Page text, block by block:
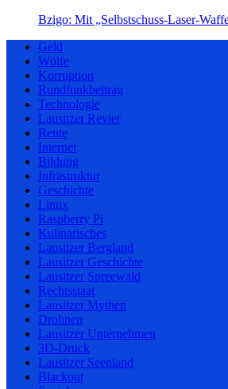
Bzigo: Mit „Selbstschuss-Laser-
Geld
Wölfe
Korruption
Rundfunkbeitrag
Technologie
Lausitzer Revier
Rente
Internet
Bildung
Infrastruktur
Geschichte
Linux
Raspberry Pi
Kulinarisches
Lausitzer Bergland
Lausitzer Geschichte
Lausitzer Spreewald
Rechtsstaat
Lausitzer Mythen
Drohnen
Lausitzer Unternehmen
3D-Druck
Lausitzer Seenland
Blackout